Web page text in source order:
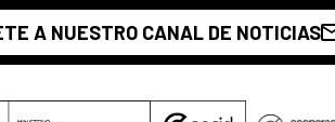
A NUESTRO CANAL DE NOTICIAS